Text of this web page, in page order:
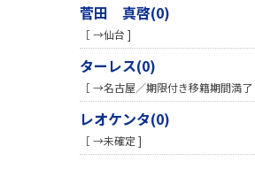
菅田 真啓(0)
［ →仙台 ]
ターレス(0)
［ →名古屋／期限付き移籍期間満了
レオケンタ(0)
［ →未確定 ]